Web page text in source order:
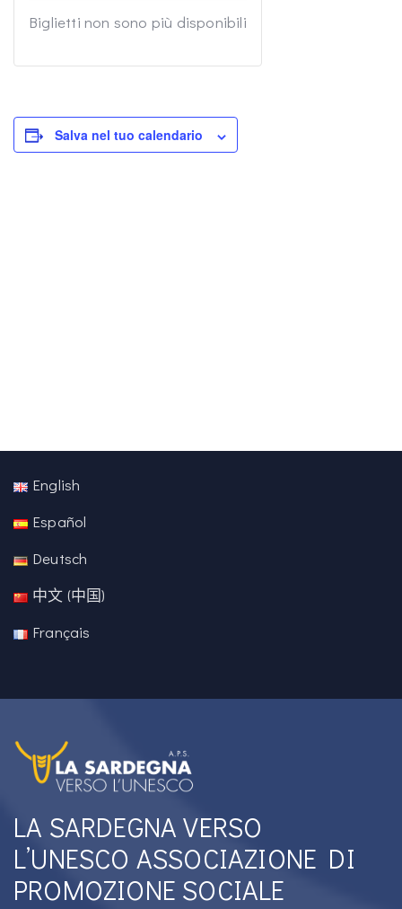
Salva nel tuo calendario
Biglietti non sono più disponibili
English
Español
Deutsch
中文 (中国)
Français
LA SARDEGNA VERSO
L’UNESCO ASSOCIAZIONE DI
PROMOZIONE SOCIALE